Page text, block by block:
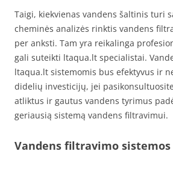
Taigi, kiekvienas vandens šaltinis turi
cheminės analizės rinktis vandens
per anksti. Tam yra reikalinga
gali suteikti ltaqua.lt specialistai.
ltaqua.lt sistemomis bus efektyvus ir
didelių investicijų, jei
atliktus ir gautus vandens tyrimus
geriausią sistemą vandens filtravimui.
Vandens filtravimo sistemos